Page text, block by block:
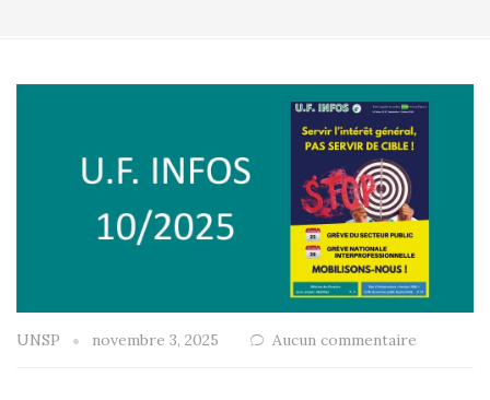
UNSP novembre 3, 2025 Aucun commentaire